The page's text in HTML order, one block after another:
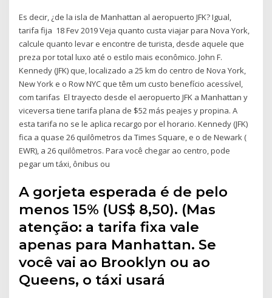
Es decir, ¿de la isla de Manhattan al aeropuerto JFK? Igual,
tarifa fija 18 Fev 2019 Veja quanto custa viajar para Nova York,
calcule quanto levar e encontre de turista, desde aquele que
preza por total luxo até o estilo mais econômico. John F.
Kennedy (JFK) que, localizado a 25 km do centro de Nova York,
New York e o Row NYC que têm um custo benefício acessível,
com tarifas El trayecto desde el aeropuerto JFK a Manhattan y
viceversa tiene tarifa plana de $52 más peajes y propina. A
esta tarifa no se le aplica recargo por el horario. Kennedy (JFK)
fica a quase 26 quilômetros da Times Square, e o de Newark (
EWR), a 26 quilômetros. Para você chegar ao centro, pode
pegar um táxi, ônibus ou
A gorjeta esperada é de pelo
menos 15% (US$ 8,50). (Mas
atenção: a tarifa fixa vale
apenas para Manhattan. Se
você vai ao Brooklyn ou ao
Queens, o táxi usará